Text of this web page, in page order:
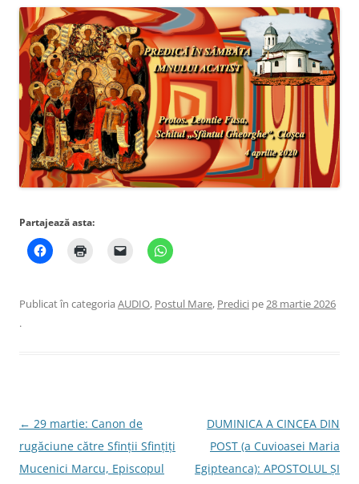
Partajează asta:
Publicat în categoria AUDIO, Postul Mare, Predici pe28 martie 2026
.
Navigare
în
articole
← 29 martie: Canon de
rugăciune către Sfinţii Sfinţiţi
Mucenici Marcu, Episcopul
DUMINICA A CINCEA DIN
POST (a Cuvioasei Maria
Egipteanca): APOSTOLUL ȘI